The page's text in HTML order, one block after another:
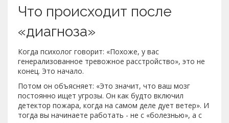
Что происходит после
«диагноза»
Когда психолог говорит: «Похоже, у вас
генерализованное тревожное расстройство», это не
конец. Это начало.
Потом он объясняет: «Это значит, что ваш мозг
постоянно ищет угрозы. Он как будто включил
детектор пожара, когда на самом деле дует ветер». И
тогда вы начинаете работать - не с «болезнью», а с